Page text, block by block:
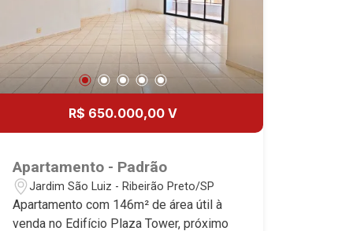
R$ 650.000,00 V
Apartamento - Padrão
Jardim São Luiz - Ribeirão Preto/SP
Apartamento com 146m² de área útil à
venda no Edifício Plaza Tower, próximo